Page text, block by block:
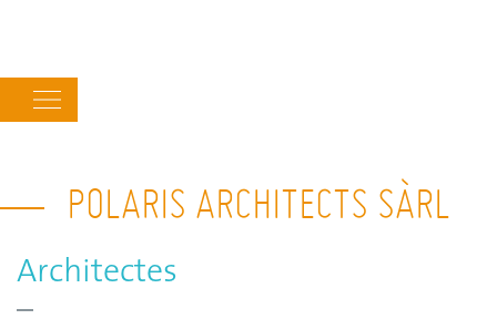
navigation
POLARIS ARCHITECTS SÀRL
Architectes